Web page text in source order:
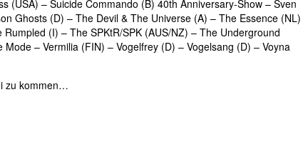
(USA) – Suicide Commando (B) 40th Anniversary-Show – Sven
Ghosts (D) – The Devil & The Universe (A) – The Essence (NL)
(I) – The SPKtR/SPK (AUS/NZ) – The Underground
– Vermilia (FIN) – Vogelfrey (D) – Vogelsang (D) – Voyna
zu kommen…